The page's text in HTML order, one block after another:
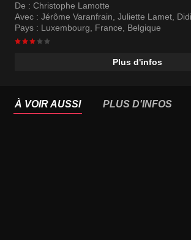
De : Christophe Lamotte
Avec : Jérôme Varanfrain Juliette Lamet
Pays : Luxembourg France Belgique
Plus d'infos
À VOIR AUSSI PLUS D'INFOS